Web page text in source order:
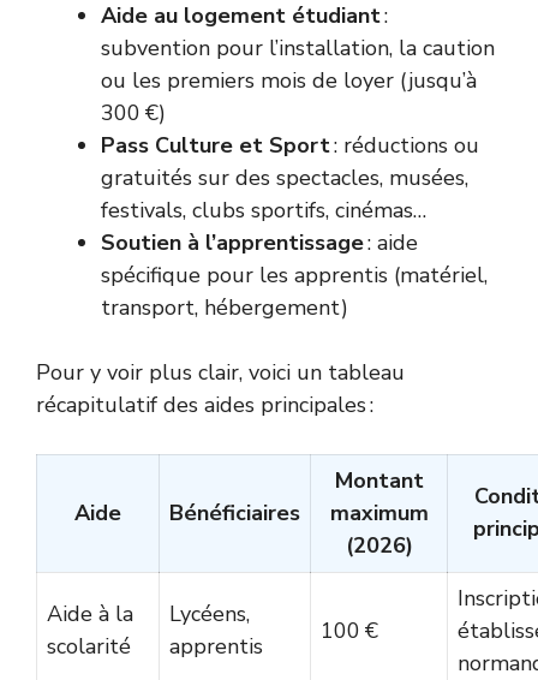
Aide au logement étudiant:
subvention pour l’installation, la caution
ou les premiers mois de loyer (jusqu’à
300 €)
Pass Culture et Sport: réductions ou
gratuités sur des spectacles, musées,
festivals, clubs sportifs, cinémas…
Soutien à l’apprentissage: aide
spécifique pour les apprentis (matériel,
transport, hébergement)
Pour y voir plus clair, voici un tableau
récapitulatif des aides principales :
Aide Bénéficiaires
Montant
maximum
(2026)
Aide à la
scolarité
Lycéens,
apprentis
100 €